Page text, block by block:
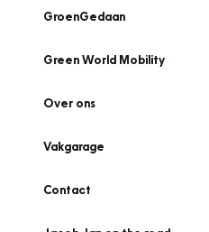
GroenGedaan
Green World Mobility
Over ons
Vakgarage
Contact